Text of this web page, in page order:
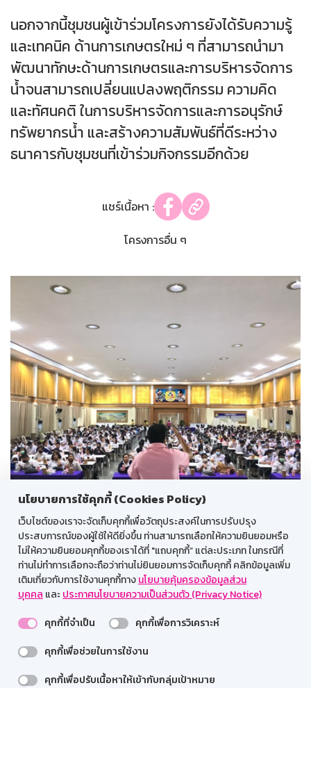
นโยบายการใช้คุกกี้ (Cookies Policy)
เว็บไซต์ของเราจะจัดเก็บคุกกี้เพื่อวัตถุประสงค์ในการปรับปรุง
ประสบการณ์ของผู้ใช้ให้ดียิ่งขึ้น ท่านสามารถเลือกให้ความยินยอมหรือ
ไม่ให้ความยินยอมคุกกี้ของเราได้ที่ "แถบคุกกี้” แต่ละประเภท ในกรณีที่
ท่านไม่ทำการเลือกจะถือว่าท่านไม่ยินยอมการจัดเก็บคุกกี้ คลิกข้อมูลเพิ่ม
เติมเกี่ยวกับการใช้งานคุกกี้ทางนโยบายคุ้มครองข้อมูลส่วน
บุคคล และประกาศนโยบายความเป็นส่วนตัว (Privacy Notice)
คุกกี้ที่จำเป็น
คุกกี้เพื่อการวิเคราะห์
คุกกี้เพื่อช่วยในการใช้งาน
คุกกี้เพื่อปรับเนื้อหาให้เข้ากับกลุ่มเป้าหมาย
นอกจากนี้ชุมชนผู้เข้าร่วมโครงการยังได้รับความรู้
และเทคนิค ด้านการเกษตรใหม่ ๆ ที่สามารถนำมา
พัฒนาทักษะด้านการเกษตรและการบริหารจัดการ
น้ำจนสามารถเปลี่ยนแปลงพฤติกรรม ความคิด
และทัศนคติ ในการบริหารจัดการและการอนุรักษ์
ทรัพยากรน้ำ และสร้างความสัมพันธ์ที่ดีระหว่าง
ธนาคารกับชุมชนที่เข้าร่วมกิจกรรมอีกด้วย
แชร์เนื้อหา :
โครงการอื่น ๆ
GSB Tutor Camp
ข่าวสาร
บริการทางการเงิน
อื่นๆ
ติดต่อเรา